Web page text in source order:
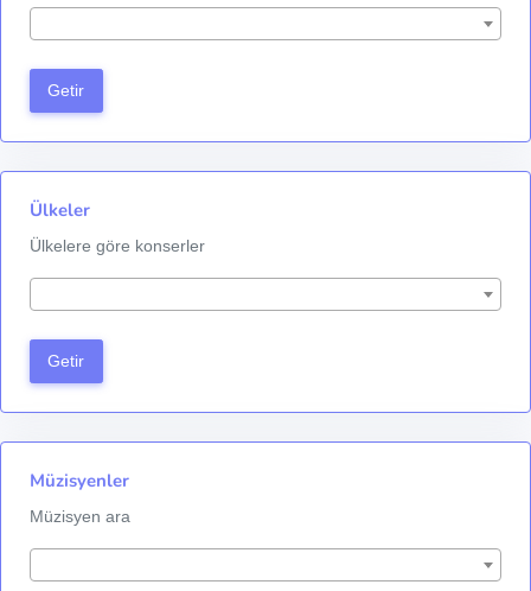
Getir
Ülkeler
Ülkelere göre konserler
Getir
Müzisyenler
Müzisyen ara